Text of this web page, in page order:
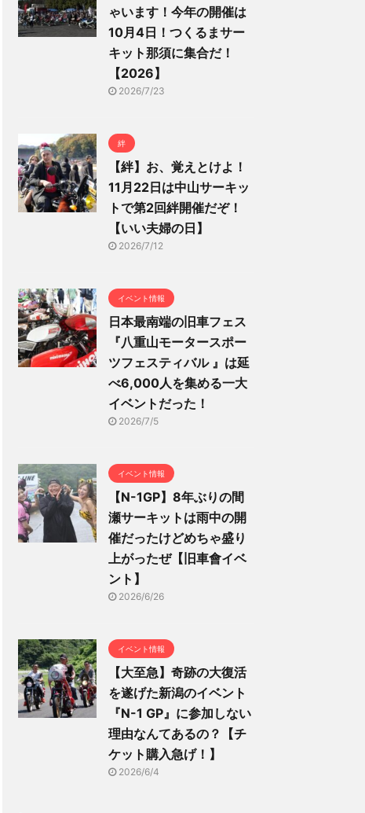
ゃいます！今年の開催は
10月4日！つくるまサー
キット那須に集合だ！
【2026】
2026/7/23
絆
【絆】お、覚えとけよ！
11月22日は中山サーキッ
トで第2回絆開催だぞ！
【いい夫婦の日】
2026/7/12
イベント情報
日本最南端の旧車フェス
『八重山モータースポー
ツフェスティバル 』は延
べ6,000人を集める一大
イベントだった！
2026/7/5
イベント情報
【N-1GP】8年ぶりの間
瀬サーキットは雨中の開
催だったけどめちゃ盛り
上がったぜ【旧車會イベ
ント】
2026/6/26
イベント情報
【大至急】奇跡の大復活
を遂げた新潟のイベント
『N-1 GP』に参加しない
理由なんてあるの？【チ
ケット購入急げ！】
2026/6/4